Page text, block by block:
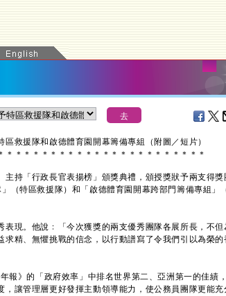
救援隊和啟德體育園開幕籌備專組（附圖／短片）
＊ ＊ ＊ ＊ ＊ ＊ ＊ ＊ ＊ ＊ ＊ ＊ ＊ ＊ ＊ ＊ ＊ ＊ ＊ ＊ ＊ ＊ ＊
持「行政長官表揚榜」頒獎典禮，頒授獎狀予兩支得
（特區救援隊）和「啟德體育園開幕跨部門籌備專組」
現。他說﹕「今次獲獎的兩支優秀團隊各展所長，不但
求精、無懼挑戰的信念，以行動譜寫了令我們引以為榮的
》的「政府效率」中排名世界第二、亞洲第一的佳績
，讓管理層更好發揮主動領導能力，使公務員團隊更能